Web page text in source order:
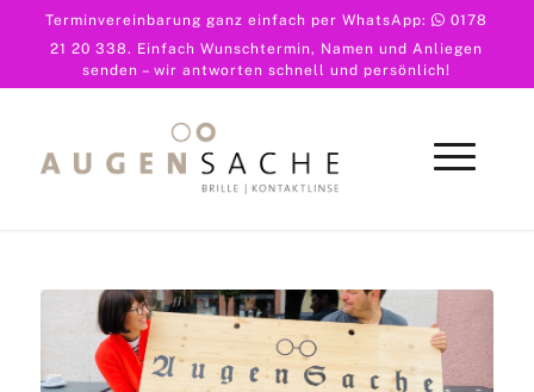
Terminvereinbarung ganz einfach per WhatsApp:
0178
21 20 338. Einfach Wunschtermin, Namen und Anliegen
senden – wir antworten schnell und persönlich!